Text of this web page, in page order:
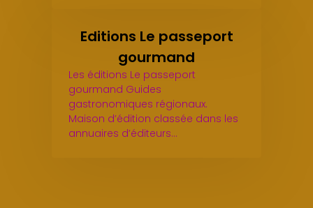
Editions Le passeport
gourmand
Les éditions Le passeport
gourmand Guides
gastronomiques régionaux.
Maison d’édition classée dans les
annuaires d’éditeurs…